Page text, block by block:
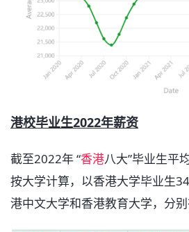
港校毕业生2022年薪资
截至2022年 “香港八大”毕业生平
按大学计算，以香港大学毕业生
港中文大学和香港教育大学，分